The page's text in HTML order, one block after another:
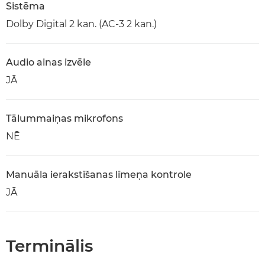
Sistēma
Dolby Digital 2 kan. (AC-3 2 kan.)
Audio ainas izvēle
JĀ
Tālummaiņas mikrofons
NĒ
Manuāla ierakstīšanas līmeņa kontrole
JĀ
Terminālis